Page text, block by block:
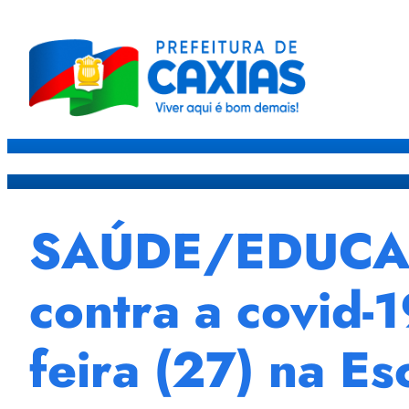
SAÚDE/
contra a covid-
feira (27) na